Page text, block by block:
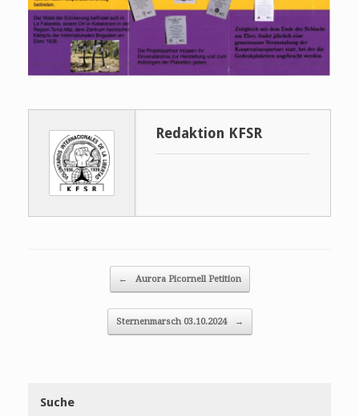
Redaktion KFSR
← Aurora Picornell Petition
Sternenmarsch 03.10.2024 →
Suche